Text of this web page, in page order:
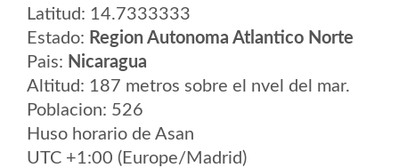
Latitud: 14.7333333
Estado: Region Autonoma Atlantico Norte
Pais: Nicaragua
Altitud: 187 metros sobre el nvel del mar.
Poblacion: 526
Huso horario de Asan
UTC +1:00 (Europe/Madrid)